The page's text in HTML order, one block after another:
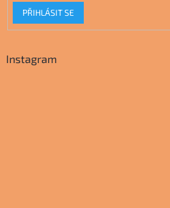
PŘIHLÁSIT SE
Instagram